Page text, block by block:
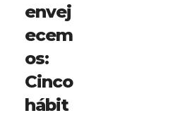
envej
ecem
os:
Cinco
hábit